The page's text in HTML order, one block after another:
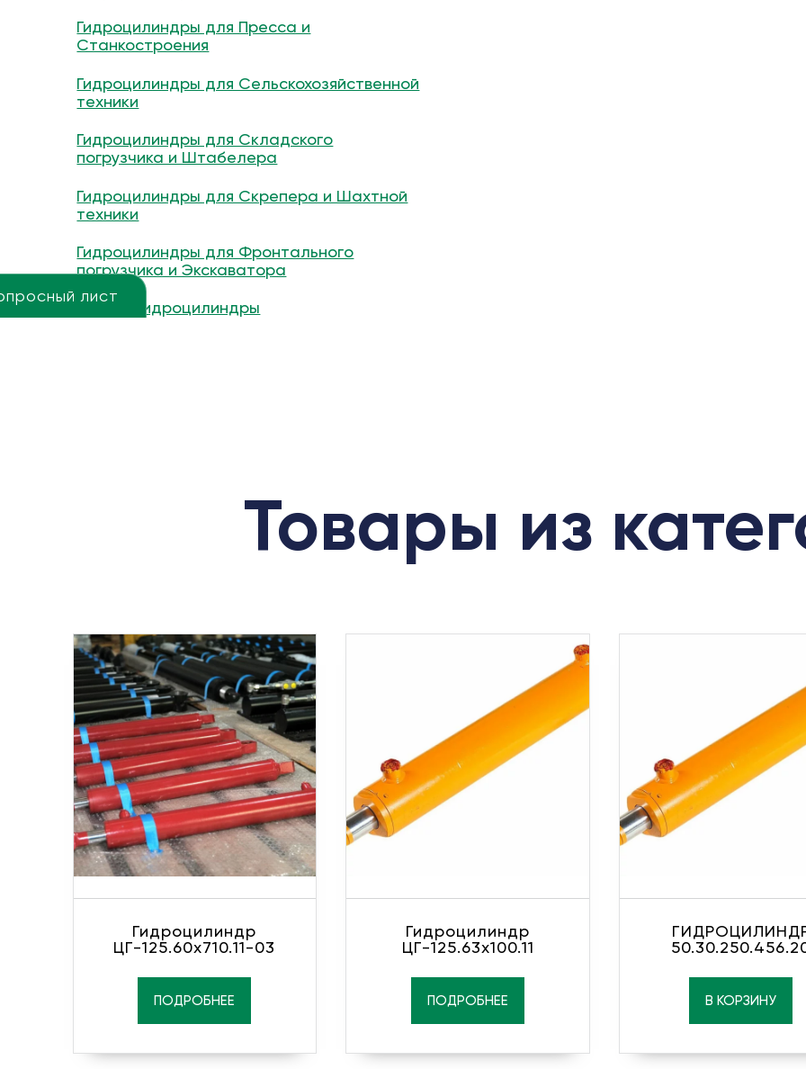
лист
Гидроцилиндры для Пресса и
Станкостроения
Гидроцилиндры для Сельскохозяйственной
техники
Гидроцилиндры для Складского
погрузчика и Штабелера
Гидроцилиндры для Скрепера и Шахтной
техники
Гидроцилиндры для Фронтального
погрузчика и Экскаватора
Другие гидроцилиндры
Товары из
Гидроцилиндр
ЦГ-125.60х710.11-03
ПОДРОБНЕЕ
Гидроцилиндр
ЦГ-125.63х100.11
ПОДРОБНЕЕ В КОРЗИНУ